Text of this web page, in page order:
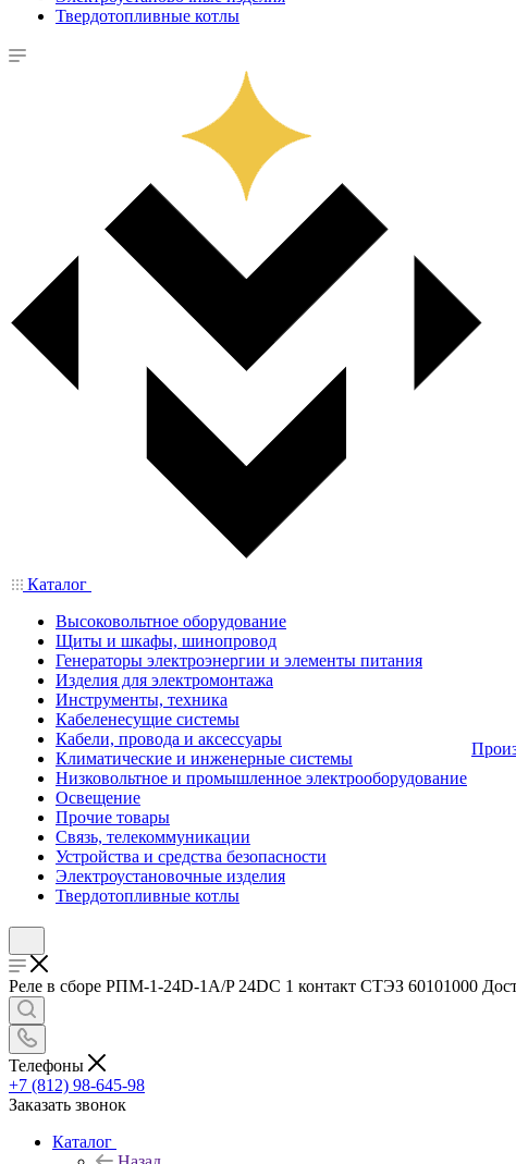
Твердотопливные котлы
Каталог
Высоковольтное оборудование
Щиты и шкафы, шинопровод
Генераторы электроэнергии и элементы питания
Изделия для электромонтажа
Инструменты, техника
Кабеленесущие системы
Кабели, провода и аксессуары
Климатические и инженерные системы
Низковольтное и промышленное электрооборудование
Освещение
Прочие товары
Связь, телекоммуникации
Устройства и средства безопасности
Электроустановочные изделия
Твердотопливные котлы
Реле в сборе РПМ-1-24D-1A/P 24DС 1 контакт СТЭЗ 60101000
Телефоны
+7 (812) 98-645-98
Заказать звонок
Каталог